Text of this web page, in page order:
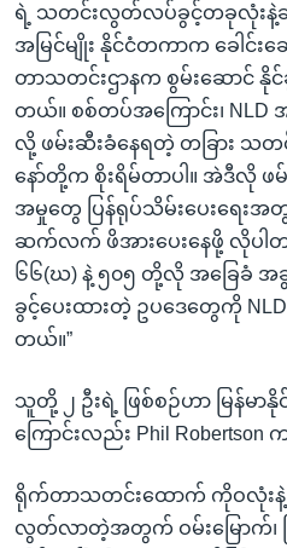
ရဲ့ သတင်းလွတ်လပ်ခွင့်တခုလုံးနဲ့
အမြင်မျိုး နိုင်ငံတကာက ခေါင်
တာသတင်းဌာနက စွမ်းဆောင် နိုင်
တယ်။ စစ်တပ်အကြောင်း၊ NLD
လို့ ဖမ်းဆီးခံနေရတဲ့ တခြား
နော်တို့က စိုးရိမ်တာပါ။ အဲဒီလို ဖ
အမှုတွေ ပြန်ရုပ်သိမ်းပေးရေး
ဆက်လက် ဖိအားပေးနေဖို့ လိုပါ
၆၆(ဃ) နဲ့ ၅၀၅ တို့လို အခြေခံ အ
ခွင့်ပေးထားတဲ့ ဥပဒေတွေကို
တယ်။”
သူတို့ ၂ ဦးရဲ့ ဖြစ်စဉ်ဟာ မြန်မ
ကြောင်းလည်း Phil Robertson
ရိုက်တာသတင်းထောက် ကိုဝလုံးနဲ့ ကို
လွတ်လာတဲ့အတွက် ဝမ်းမြောက်၊ က